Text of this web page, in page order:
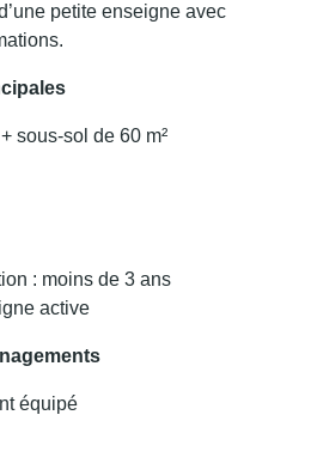
petite enseigne avec
sous-sol de 60 m²
: moins de 3 ans
active
équipé